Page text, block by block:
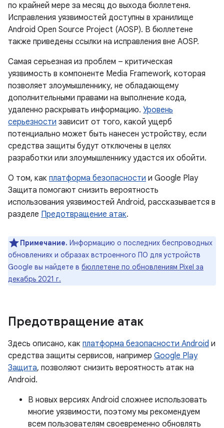
по крайней мере за месяц до выхода бюллетеня.
Исправления уязвимостей доступны в хранилище
Android Open Source Project (AOSP). В бюллетене
также приведены ссылки на исправления вне AOSP.
Самая серьезная из проблем – критическая
уязвимость в компоненте Media Framework, которая
позволяет злоумышленнику, не обладающему
дополнительными правами на выполнение кода,
удаленно раскрывать информацию. Уровень
серьезности зависит от того, какой ущерб
потенциально может быть нанесен устройству, если
средства защиты будут отключены в целях
разработки или злоумышленнику удастся их обойти.
О том, как платформа безопасности и Google Play
Защита помогают снизить вероятность
использования уязвимостей Android, рассказывается в
разделе Предотвращение атак.
Примечание. Информацию о последних беспроводных
обновлениях и образах встроенного ПО для устройств
Google вы найдете в бюллетене по обновлениям Pixel за
декабрь 2021 г.
Предотвращение атак
Здесь описано, как платформа безопасности Android и
средства защиты сервисов, например Google Play
Защита, позволяют снизить вероятность атак на
Android.
В новых версиях Android сложнее использовать
многие уязвимости, поэтому мы рекомендуем
всем пользователям своевременно обновлять